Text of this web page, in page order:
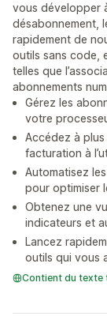
vous développer
désabonnement,
rapidement de
outils sans code,
telles que
abonnements
Gérez les
votre
Accédez à
facturation à
Automatisez
pour optimiser
Obtenez une
indicateurs et
Lancez
outils qui vous
Contient du texte